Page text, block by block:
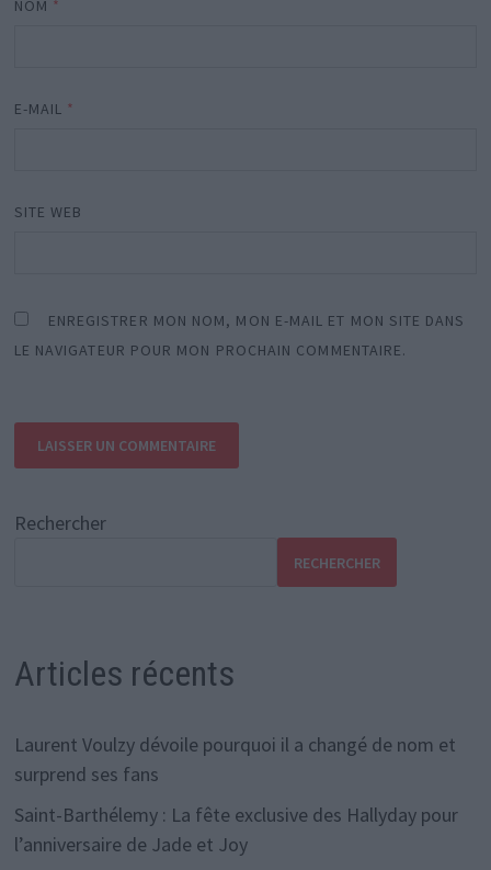
NOM *
E-MAIL *
SITE WEB
ENREGISTRER MON NOM, MON E-MAIL ET MON SITE DANS
LE NAVIGATEUR POUR MON PROCHAIN COMMENTAIRE.
Rechercher
RECHERCHER
Articles récents
Laurent Voulzy dévoile pourquoi il a changé de nom et
surprend ses fans
Saint-Barthélemy : La fête exclusive des Hallyday pour
l’anniversaire de Jade et Joy